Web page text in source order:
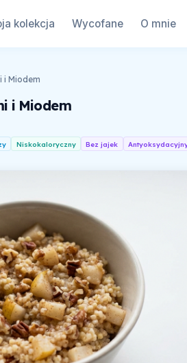
kolekcja Wycofane O mnie
i Miodem
i Miodem
Niskokaloryczny Bez jajek